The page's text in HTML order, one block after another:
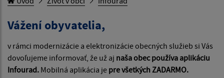
Vážení obyvatelia,
v rámci modernizácie a elektronizácie obecných služieb si Vás
dovoľujeme informovať, že už aj naša obec používa aplikáciu
Infourad. Mobilná aplikácia je pre všetkých ZADARMO.